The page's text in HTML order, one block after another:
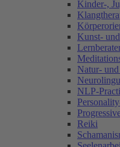
Kinder-,
Kunst-
Natur-
NLP-
Reiki